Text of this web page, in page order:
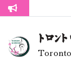
トロント生活不安
Toronto